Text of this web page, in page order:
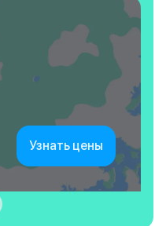
Узнать цены